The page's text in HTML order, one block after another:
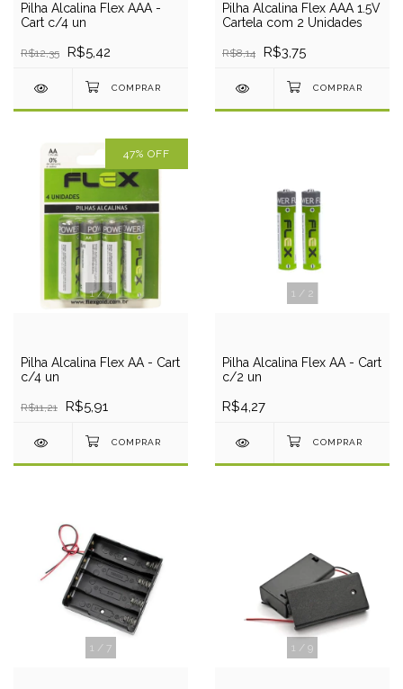
Pilha Alcalina Flex AAA -
Cart c/4 un
R$12,35 R$5,42
Pilha Alcalina Flex AAA 1.5V
Cartela com 2 Unidades
R$8,14 R$3,75
1/7
47% OFF
Pilha Alcalina Flex AA - Cart
c/4 un
R$11,21 R$5,91
1 / 2
Pilha Alcalina Flex AA - Cart
c/2 un
R$4,27
1 / 7 1 / 9